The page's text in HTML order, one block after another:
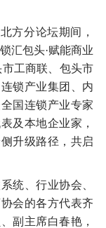
方分论坛期间，
汇包头·赋能商业
工商联、包头市
锁产业集团、内
国连锁产业专家
及本地企业家，
升级路径，共启
、行业协会、
会的各方代表齐
副主席白春艳，